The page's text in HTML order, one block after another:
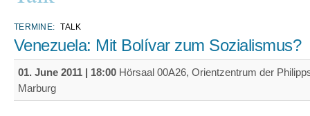
TERMINE: TALK
Venezuela: Mit Bolívar zum Sozialismus?
01. June 2011 | 18:00 Hörsaal 00A26, Orientzentrum der
Marburg